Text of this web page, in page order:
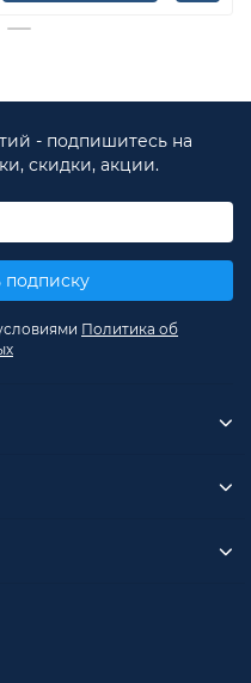
- подпишитесь на
скидки, акции.
Политика об